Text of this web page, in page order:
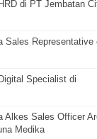
di PT Jembatan
Sales
Specialist di
Alkes Sales Officer
Medika